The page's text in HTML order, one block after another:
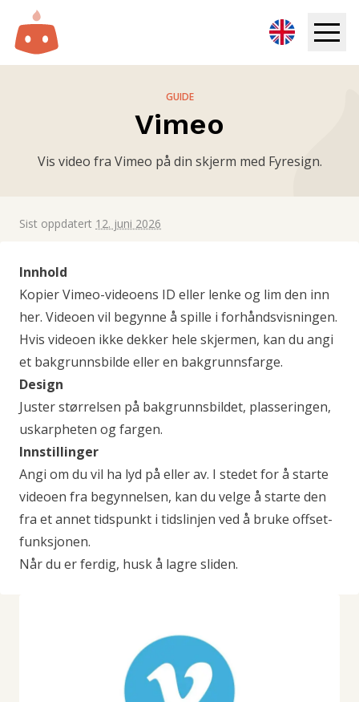
Ressurser
Prøv gratis
GUIDE
Vimeo
Vis video fra Vimeo på din skjerm med Fyresign.
Sist oppdatert 12. juni 2026
Innhold
Kopier Vimeo-videoens ID eller lenke og lim den inn
her. Videoen vil begynne å spille i forhåndsvisningen.
Hvis videoen ikke dekker hele skjermen, kan du angi
et bakgrunnsbilde eller en bakgrunnsfarge.
Design
Juster størrelsen på bakgrunnsbildet, plasseringen,
uskarpheten og fargen.
Innstillinger
Angi om du vil ha lyd på eller av. I stedet for å starte
videoen fra begynnelsen, kan du velge å starte den
fra et annet tidspunkt i tidslinjen ved å bruke offset-
funksjonen.
Når du er ferdig, husk å lagre sliden.